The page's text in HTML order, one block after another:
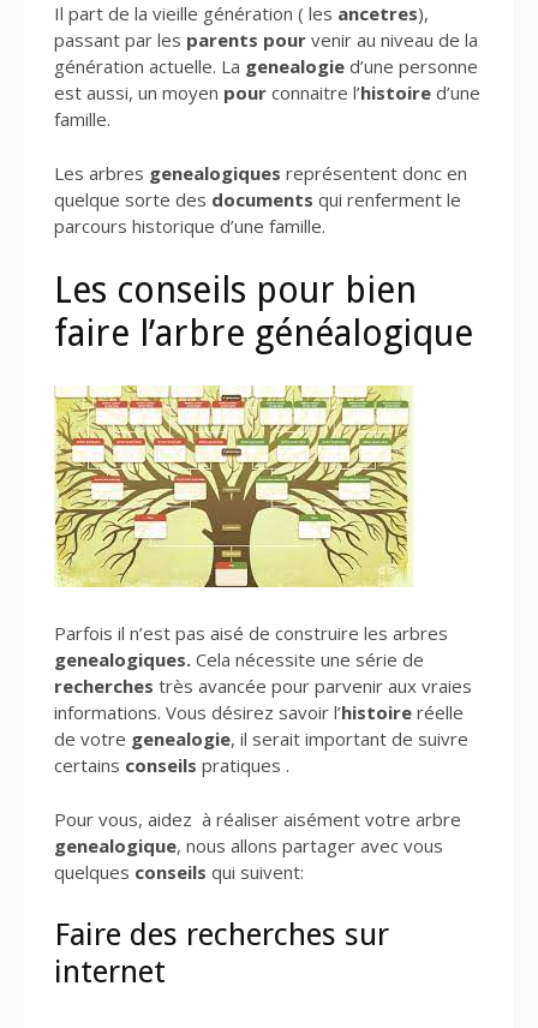
Il part de la vieille génération ( les ancetres),
passant par les parents pour venir au niveau de la
génération actuelle. La genealogie d’une personne
est aussi, un moyen pour connaitre l’histoire d’une
famille.
Les arbres genealogiques représentent donc en
quelque sorte des documents qui renferment le
parcours historique d’une famille.
Les conseils pour bien
faire l’arbre généalogique
Parfois il n’est pas aisé de construire les arbres
genealogiques. Cela nécessite une série de
recherches très avancée pour parvenir aux vraies
informations. Vous désirez savoir l’histoire réelle
de votre genealogie, il serait important de suivre
certains conseils pratiques .
Pour vous, aidez à réaliser aisément votre arbre
genealogique, nous allons partager avec vous
quelques conseils qui suivent:
Faire des recherches sur
internet